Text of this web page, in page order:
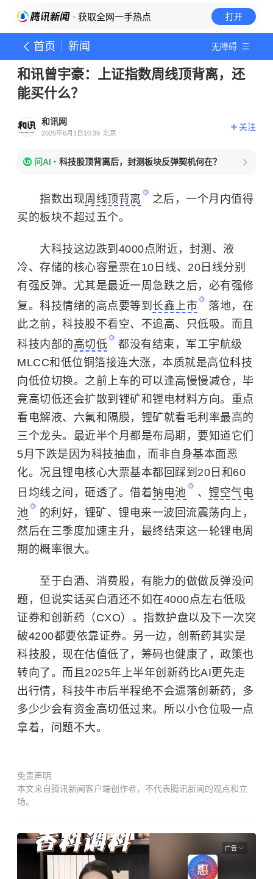
· 获取全网一手热点 打开
首页 新闻 无障碍
和讯曾宇豪：上证指数周线顶背离，还
能买什么？
和讯网
2026年6月1日10:39 北京
关注
问AI · 科技股顶背离后，封测板块反弹契机何在？
指数出现周线顶背离
之后，一个月内值得
买的板块不超过五个。
大科技这边跌到4000点附近，封测、液
冷、存储的核心容量票在10日线、20日线分别
有强反弹。尤其是最近一周急跌之后，必有强修
复。科技情绪的高点要等到 长鑫上市
落地，在
此之前，科技股不看空、不追高、只低吸。而且
科技内部的高切低
都没有结束，军工宇航级
MLCC和低位铜箔接连大涨，本质就是高位科技
向低位切换。之前上车的可以逢高慢慢减仓，毕
竟高切低还会扩散到锂矿和锂电材料方向。重点
看电解液、六氟和隔膜，锂矿就看毛利率最高的
三个龙头。最近半个月都是布局期，要知道它们
5月下跌是因为科技抽血，而非自身基本面恶
化。况且锂电核心大票基本都回踩到20日和60
日均线之间，砸透了。借着钠电池 、 锂空气电
池
的利好，锂矿、锂电来一波回流震荡向上，
然后在三季度加速主升，最终结束这一轮锂电周
期的概率很大。
至于白酒、消费股，有能力的做做反弹没问
题，但说实话买白酒还不如在4000点左右低吸
证券和创新药（CXO）。指数护盘以及下一次突
破4200都要依靠证券。另一边，创新药其实是
科技股，现在估值低了，筹码也健康了，政策也
转向了。而且2025年上半年创新药比AI更先走
出行情，科技牛市后半程绝不会遗落创新药，多
多少少会有资金高切低过来。所以小仓位吸一点
拿着，问题不大。
免责声明
本文来自腾讯新闻客户端创作者，不代表腾讯新闻的观点和立
场。
广告